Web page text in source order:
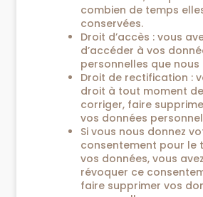
combien de temps
conservées.
Droit d’accès : vous
d’accéder à vos
personnelles que nous
Droit de rectification :
droit à tout moment
corriger, faire
vos données
Si vous nous donnez
consentement pour le
vos données, vous
révoquer ce
faire supprimer vos